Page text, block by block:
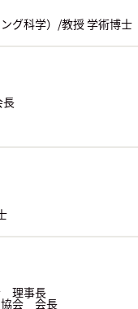
グ科学）/教授 学術博士
長
理事長
協会 会長